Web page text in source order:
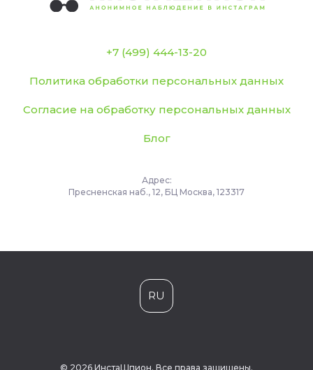
+7 (499) 444-13-20
Политика обработки персональных данных
Согласие на обработку персональных данных
Блог
Адрес:
Пресненская наб., 12, БЦ Москва, 123317
RU
© 2026 ИнстаШпион. Все права защищены.